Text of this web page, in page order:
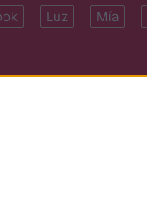
Luz Mía